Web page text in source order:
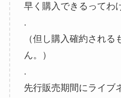
早く購入できるってわ
.
（但し購入確約される
ん。）
.
先行販売期間にライブ